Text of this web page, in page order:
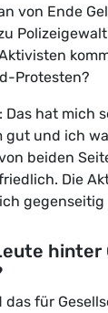
von Ende
Protesten?
Das hat mich
gut und ich
beiden
Die
hinter
das für